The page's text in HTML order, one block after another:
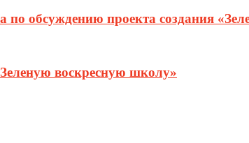
обсуждению проекта создания
воскресную школу»